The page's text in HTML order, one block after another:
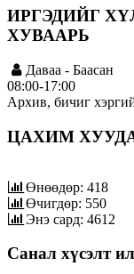
ИРГЭДИЙГ
ХУВААРЬ
Даваа - Баасан
08:00-17:00
Архив, бичиг
ЦАХИМ
Өнөөдөр: 418
Өчигдөр: 550
Энэ сард: 4612
Санал хүсэлт